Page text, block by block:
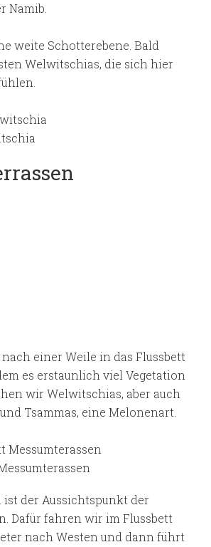
Namib.
weite Schotterebene. Bald
Welwitschias, die sich hier
einer Weile in das Flussbett
es erstaunlich viel Vegetation
wir Welwitschias, aber auch
Tsammas, eine Melonenart.
ist der Aussichtspunkt der
Dafür fahren wir im Flussbett
nach Westen und dann führt